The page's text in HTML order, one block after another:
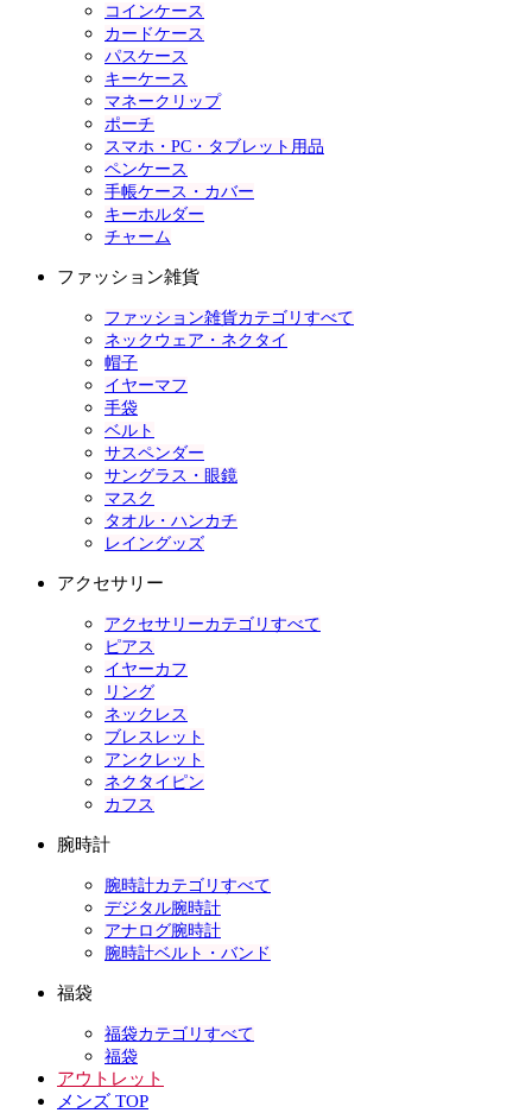
コインケース
カードケース
パスケース
キーケース
マネークリップ
ポーチ
スマホ・PC・タブレット用品
ペンケース
手帳ケース・カバー
キーホルダー
チャーム
ファッション雑貨
ファッション雑貨カテゴリすべて
ネックウェア・ネクタイ
帽子
イヤーマフ
手袋
ベルト
サスペンダー
サングラス・眼鏡
マスク
タオル・ハンカチ
レイングッズ
アクセサリー
アクセサリーカテゴリすべて
ピアス
イヤーカフ
リング
ネックレス
ブレスレット
アンクレット
ネクタイピン
カフス
腕時計
腕時計カテゴリすべて
デジタル腕時計
アナログ腕時計
腕時計ベルト・バンド
福袋
福袋カテゴリすべて
福袋
アウトレット
メンズ TOP